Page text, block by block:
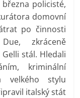
policisté,
domovní
po činnosti
zkráceně
stál. Hledali
kriminální
velkého stylu
italský stát